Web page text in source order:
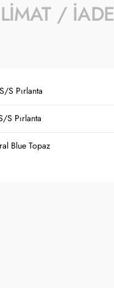
/ İADE
S Pırlanta
S Pırlanta
Blue Topaz